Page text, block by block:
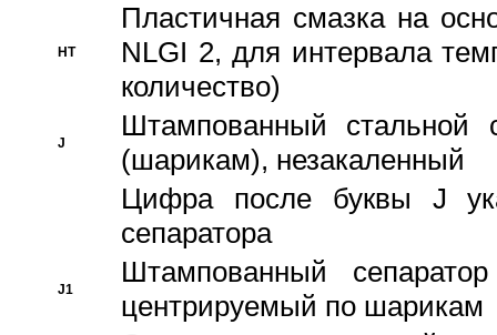
HT
Пластичная смазка на
NLGI 2, для интервала
количество)
J
Штампованный стальной
(шарикам), незакаленный
Цифра после буквы J
сепаратора
J1
Штампованный
центрируемый по шарикам